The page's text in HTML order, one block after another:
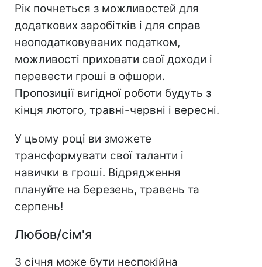
Рік почнеться з можливостей для
додаткових заробітків і для справ
неоподатковуваних податком,
можливості приховати свої доходи і
перевести гроші в офшори.
Пропозиції вигідної роботи будуть з
кінця лютого, травні-червні і вересні.
У цьому році ви зможете
трансформувати свої таланти і
навички в гроші. Відрядження
плануйте на березень, травень та
серпень!
Любов/сім'я
З січня може бути неспокійна